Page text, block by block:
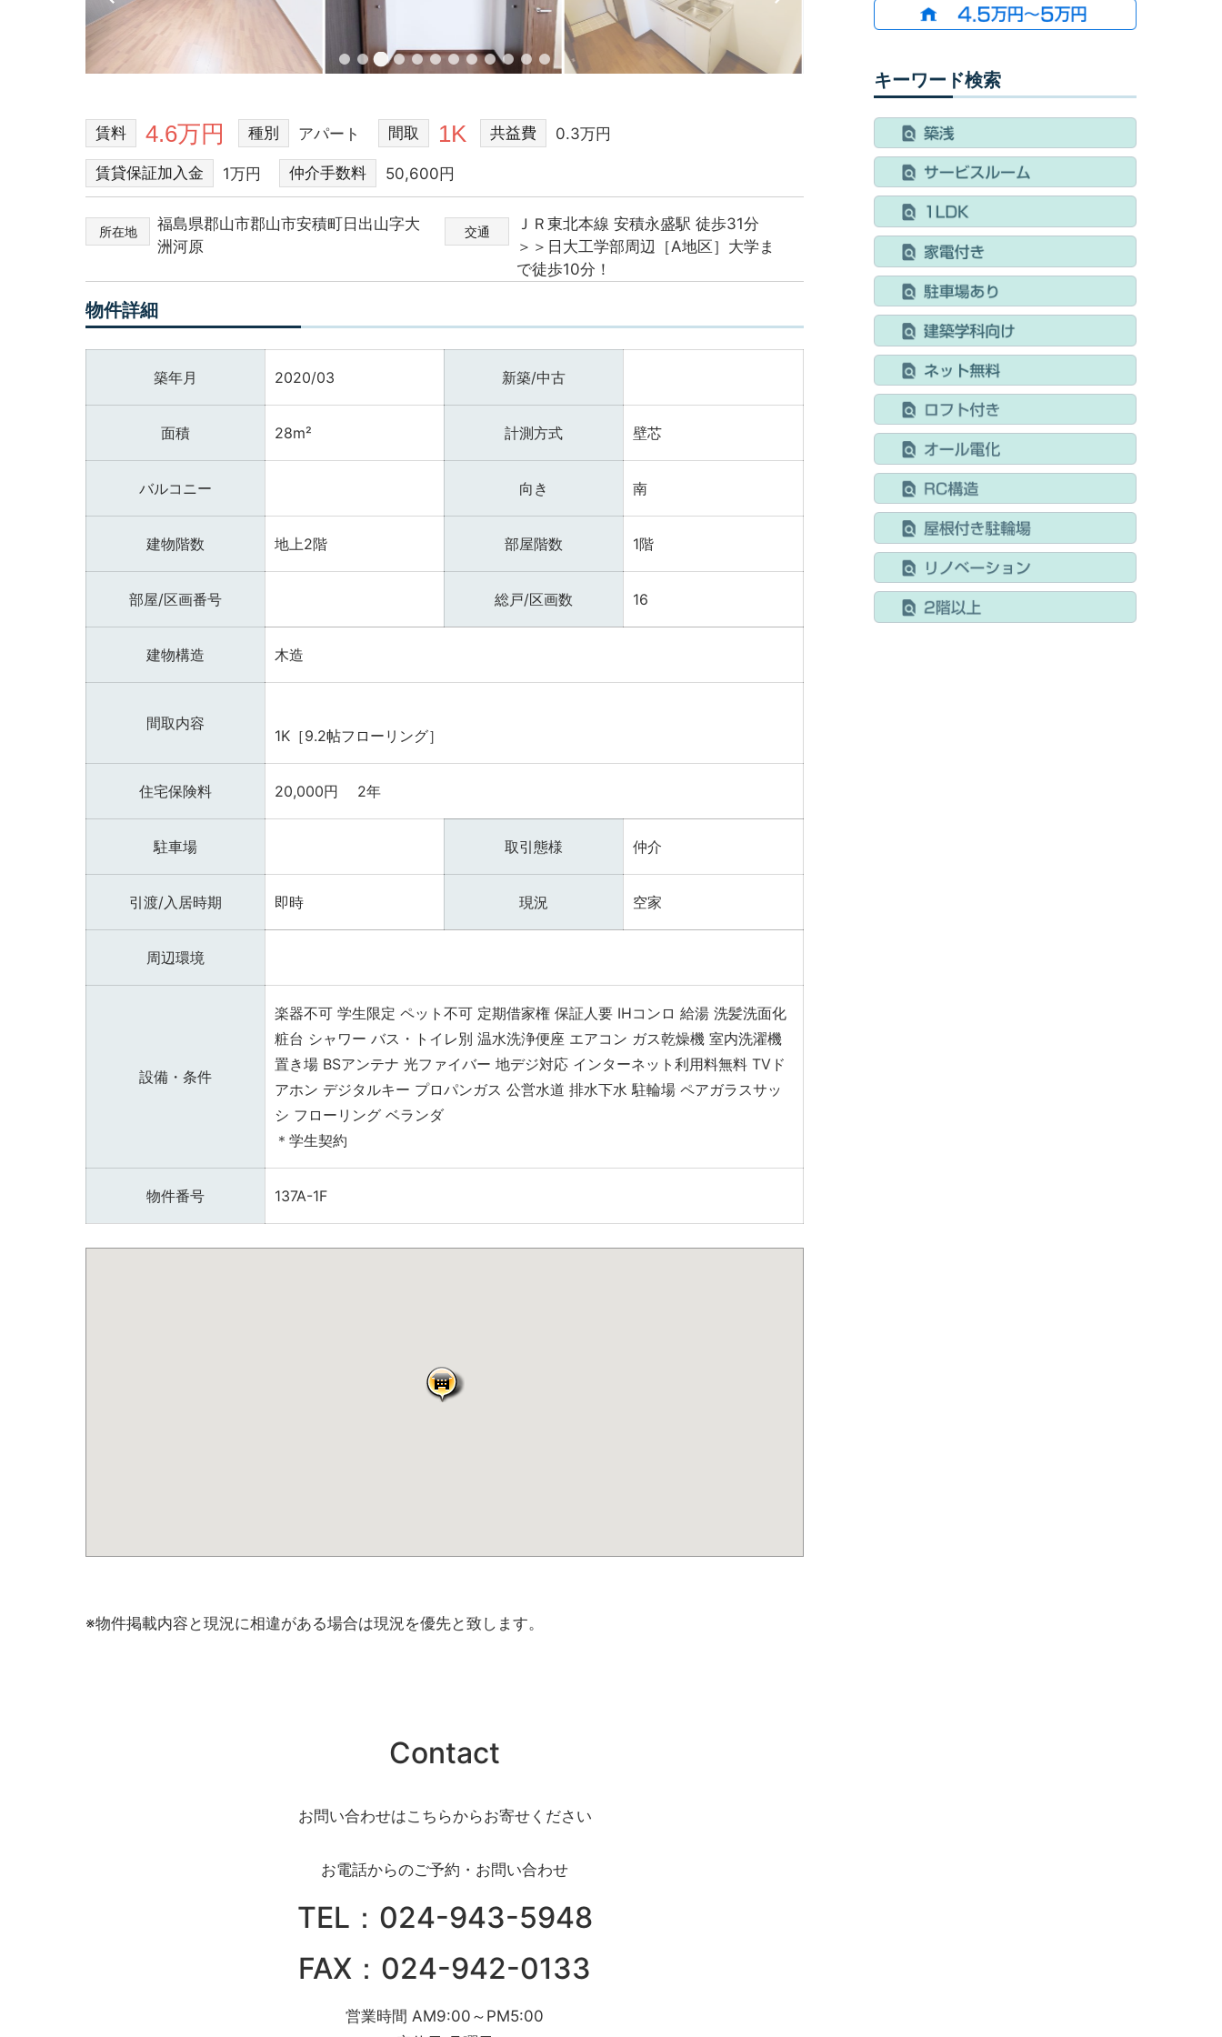
賃料 4.6万円 種別 アパート 間取 1K 共益費 0.3万円
賃貸保証加入金 1万円 仲介手数料 50,600円
所在地
福島県郡山市郡山市安積町日出山字大
洲河原
交通
ＪＲ東北本線 安積永盛駅 徒歩31分
＞＞日大工学部周辺［A地区］大学ま
で徒歩10分！
物件詳細
築年月 2020/03 新築/中古
面積 28m² 計測方式 壁芯
バルコニー 向き 南
建物階数 地上2階 部屋階数 1階
部屋/区画番号 総戸/区画数 16
建物構造 木造
間取内容
1K［9.2帖フローリング］
住宅保険料 20,000円 2年
駐車場 取引態様 仲介
引渡/入居時期 即時 現況 空家
周辺環境
設備・条件
楽器不可 学生限定 ペット不可 定期借家権 保証人要 IHコンロ 給湯 洗髪洗面化
粧台 シャワー バス・トイレ別 温水洗浄便座 エアコン ガス乾燥機 室内洗濯機
置き場 BSアンテナ 光ファイバー 地デジ対応 インターネット利用料無料 TVド
アホン デジタルキー プロパンガス 公営水道 排水下水 駐輪場 ペアガラスサッ
シ フローリング ベランダ
＊学生契約
物件番号 137A-1F
※物件掲載内容と現況に相違がある場合は現況を優先と致します。
Contact
お問い合わせはこちらからお寄せください
お電話からのご予約・お問い合わせ
TEL：024-943-5948
FAX：024-942-0133
営業時間 AM9:00～PM5:00
キーワード検索